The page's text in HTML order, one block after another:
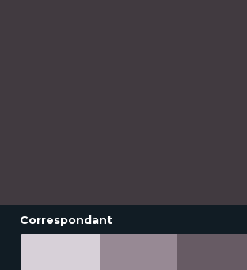
Correspondant